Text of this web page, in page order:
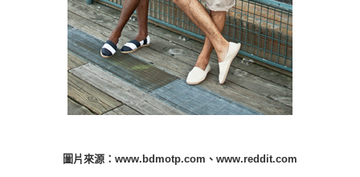
圖片來源：www.bdmotp.com、www.reddit.com